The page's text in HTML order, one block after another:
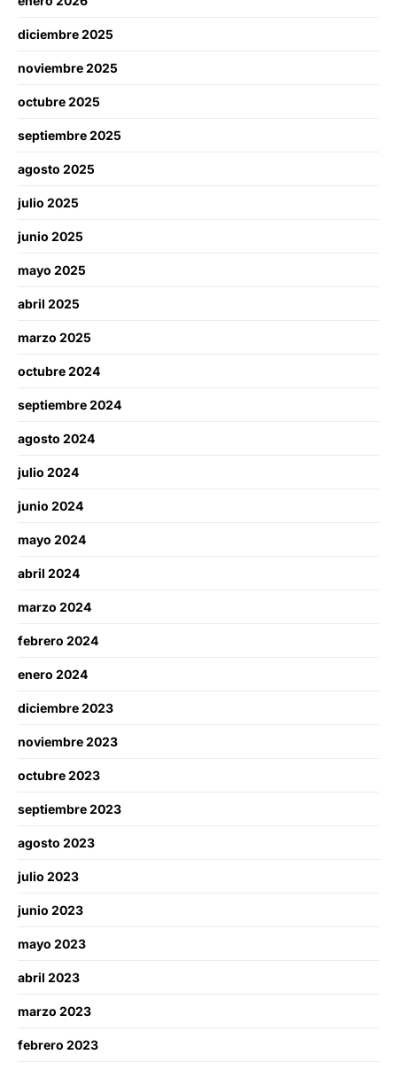
diciembre 2025
noviembre 2025
octubre 2025
septiembre 2025
agosto 2025
julio 2025
junio 2025
mayo 2025
abril 2025
marzo 2025
octubre 2024
septiembre 2024
agosto 2024
julio 2024
junio 2024
mayo 2024
abril 2024
marzo 2024
febrero 2024
enero 2024
diciembre 2023
noviembre 2023
octubre 2023
septiembre 2023
agosto 2023
julio 2023
junio 2023
mayo 2023
abril 2023
marzo 2023
febrero 2023